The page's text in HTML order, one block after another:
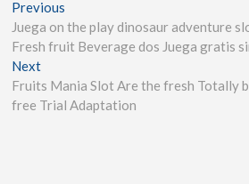
Previous
Juega on the play dinosaur adventure
Fresh fruit Beverage dos Juega gratis
Next
Fruits Mania Slot Are the fresh Totally
free Trial Adaptation